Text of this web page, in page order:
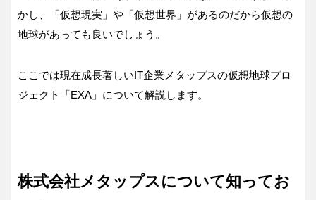
かし、「仮想現実」や「仮想世界」があるのだから仮想の
地球があっても良いでしょう。
ここでは現在成長著しいIT企業メタップスの仮想地球プロ
ジェクト「EXA」について解説します。
株式会社メタップスについて知ってお